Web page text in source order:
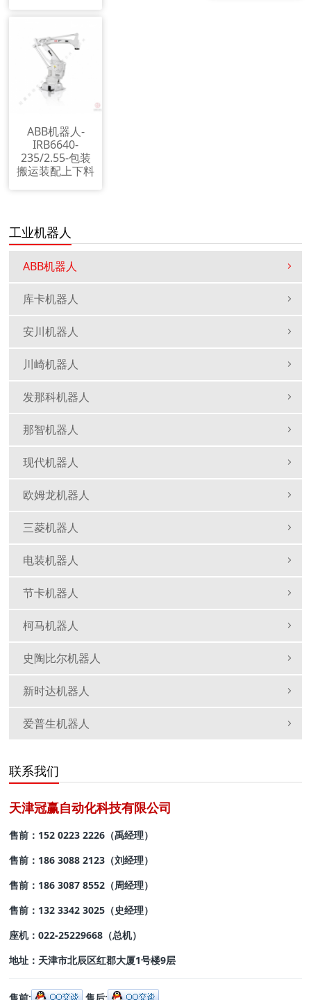
ABB机器人-
IRB6640-
235/2.55-包装
搬运装配上下料
工业机器人
ABB机器人
库卡机器人
安川机器人
川崎机器人
发那科机器人
那智机器人
现代机器人
欧姆龙机器人
三菱机器人
电装机器人
节卡机器人
柯马机器人
史陶比尔机器人
新时达机器人
爱普生机器人
联系我们
天津冠赢自动化科技有限公司
售前：152 0223 2226（禹经理）
售前： 186 3088 2123（刘经理）
售前：186 3087 8552 （周经理）
售前：132 3342 3025 （史经理）
座机：022-25229668 （总机）
地址： 天津市北辰区红郡大厦1号楼9层
售前: 售后: